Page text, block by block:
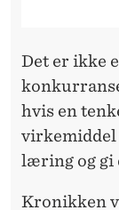
Det er ikke
hvis en
virkemiddel
læring og gi
Kronikken